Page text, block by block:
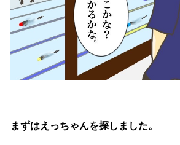
まずはえっちゃんを探しました。